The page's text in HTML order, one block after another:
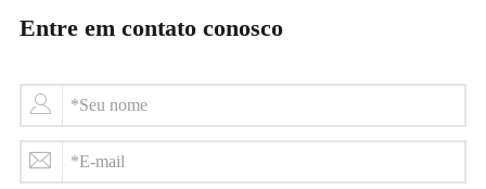
Entre em contato conosco